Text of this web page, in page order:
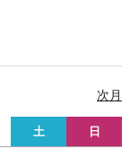
次月
土 日